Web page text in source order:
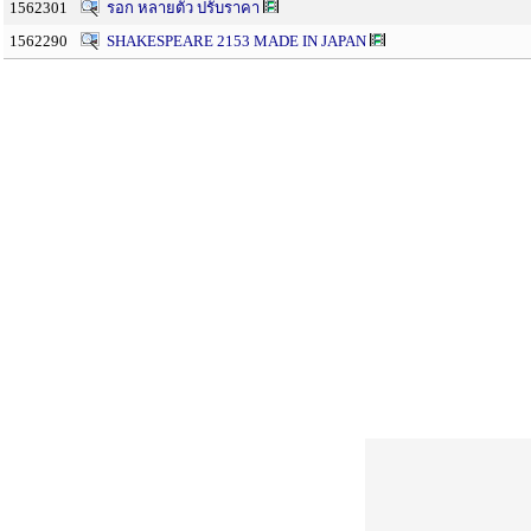
1562301
รอก หลายตัว ปรับราคา
1562290
SHAKESPEARE 2153 MADE IN JAPAN